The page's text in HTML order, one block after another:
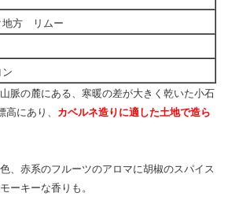
地方 リムー
脈の麓にある、寒暖の差が大きく乾いた小石
にあり、 カベルネ造りに適した土地で造ら
、赤系のフルーツのアロマに胡椒のスパイス
ーキーな香りも。